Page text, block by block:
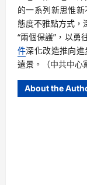
的一系列新思惟
態度不雅點方式，
“兩個保護”，以勇
件深化改造推向
遠景。（中共中心
About the